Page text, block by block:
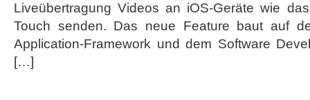
iPad
iPod
Touch
Liveübertragung Videos an iOS-Geräte wie
Touch senden. Das neue Feature baut auf
Application-Framework und dem Software
[…]